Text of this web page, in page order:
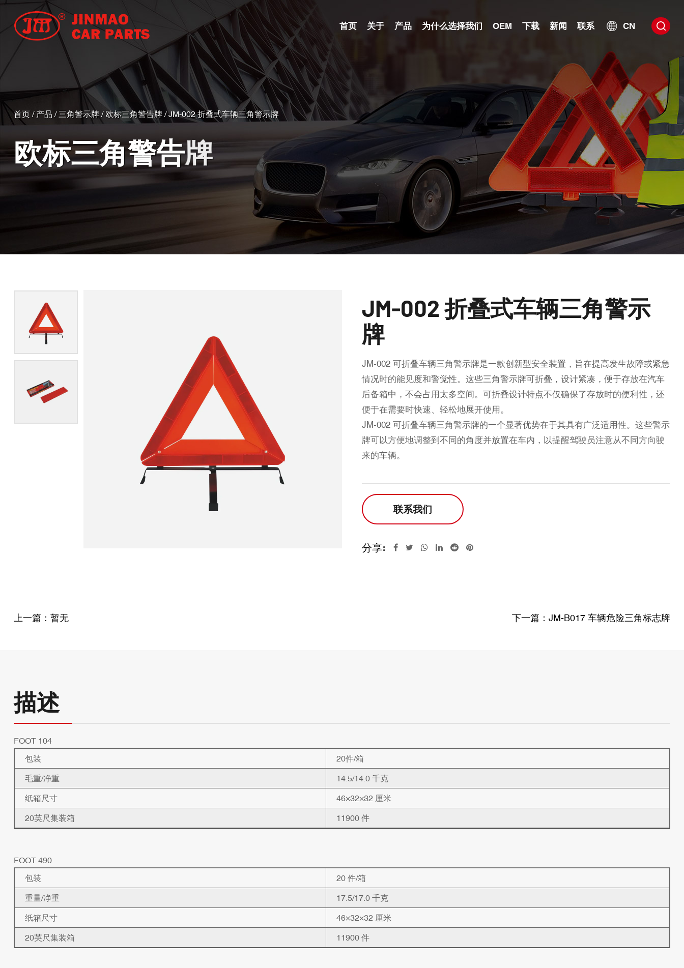
首页 关于 产品 为什么选择我们 OEM 下载 新闻 联系 CN
首页 / 产品 / 三角警示牌 / 欧标三角警告牌 /JM-002 折叠式车辆三角警示牌
JM-002 折叠式车辆三角警示
牌
JM-002 可折叠车辆三角警示牌是一款创新型安全装置，旨在提高发生故障或紧急
情况时的能见度和警觉性。这些三角警示牌可折叠，设计紧凑，便于存放在汽车
后备箱中，不会占用太多空间。可折叠设计特点不仅确保了存放时的便利性，还
便于在需要时快速、轻松地展开使用。
JM-002 可折叠车辆三角警示牌的一个显著优势在于其具有广泛适用性。这些警示
牌可以方便地调整到不同的角度并放置在车内，以提醒驾驶员注意从不同方向驶
来的车辆。
联系我们
分享:
上一篇：暂无 下一篇：JM-B017 车辆危险三角标志牌
描述
FOOT 104
包装
20件/箱
毛重/净重 14.5/14.0 千克
纸箱尺寸 46×32×32 厘米
20英尺集装箱 11900 件
FOOT 490
包装
20 件/箱
重量/净重 17.5/17.0 千克
纸箱尺寸 46×32×32 厘米
20英尺集装箱 11900 件